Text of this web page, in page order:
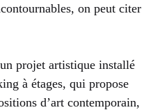
on peut citer
projet artistique installé
à étages, qui propose
d’art contemporain,